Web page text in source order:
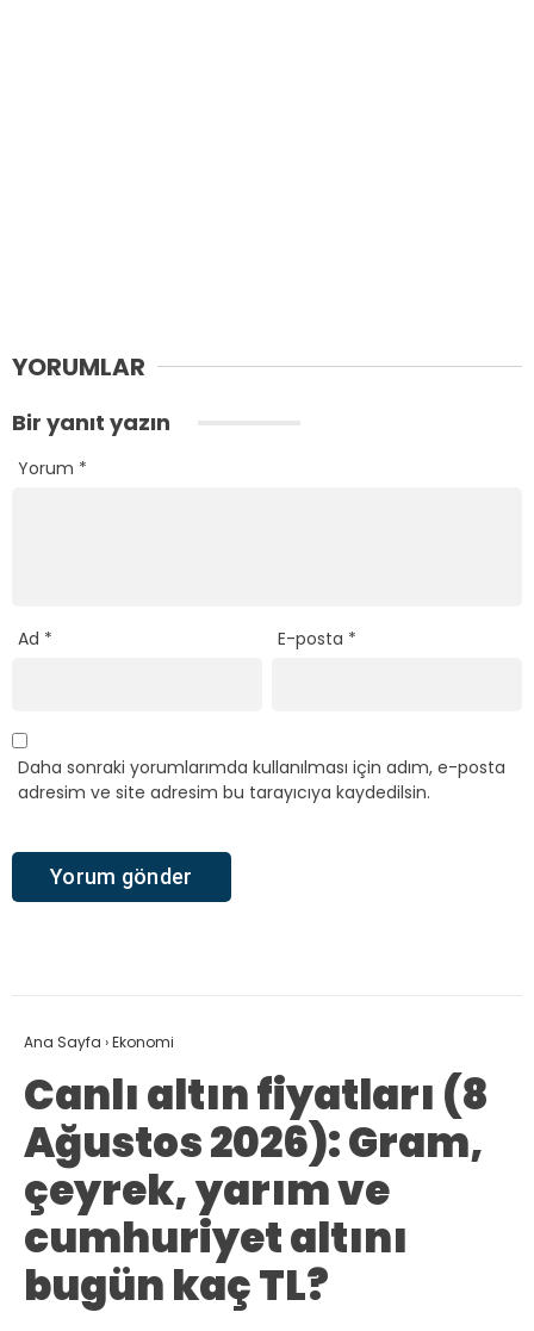
YORUMLAR
Bir yanıt yazın
Yorum *
Ad * E-posta *
Daha sonraki yorumlarımda kullanılması için adım, e-posta
adresim ve site adresim bu tarayıcıya kaydedilsin.
Ana Sayfa ›Ekonomi
Canlı altın fiyatları (8
Ağustos 2026): Gram,
çeyrek, yarım ve
cumhuriyet altını
bugün kaç TL?